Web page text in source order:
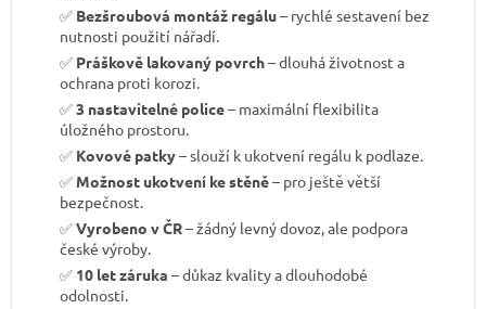
✅ Bezšroubová montáž regálu– rychlé sestavení bez
nutnosti použití nářadí.
✅ Práškově lakovaný povrch– dlouhá životnost a
ochrana proti korozi.
✅3 nastavitelné police– maximální flexibilita
úložného prostoru.
✅ Kovové patky– slouží k ukotvení regálu k podlaze.
✅ Možnost ukotvení ke stěně– pro ještě větší
bezpečnost.
✅Vyrobeno v ČR– žádný levný dovoz, ale podpora
české výroby.
✅ 10 let záruka – důkaz kvality a dlouhodobé
odolnosti.